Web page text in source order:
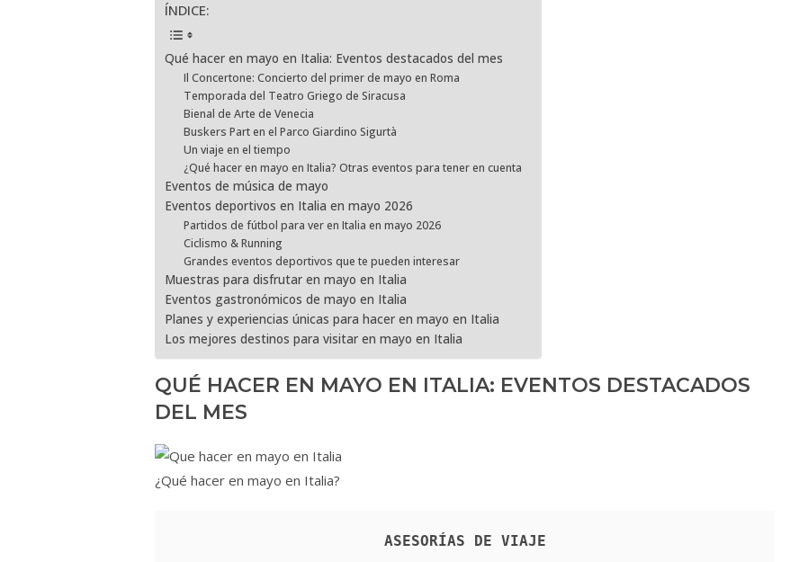
ÍNDICE:
Qué hacer en mayo en Italia: Eventos destacados del mes
Il Concertone: Concierto del primer de mayo en Roma
Temporada del Teatro Griego de Siracusa
Bienal de Arte de Venecia
Buskers Part en el Parco Giardino Sigurtà
Un viaje en el tiempo
¿Qué hacer en mayo en Italia? Otras eventos para tener en cuenta
Eventos de música de mayo
Eventos deportivos en Italia en mayo 2026
Partidos de fútbol para ver en Italia en mayo 2026
Ciclismo & Running
Grandes eventos deportivos que te pueden interesar
Muestras para disfrutar en mayo en Italia
Eventos gastronómicos de mayo en Italia
Planes y experiencias únicas para hacer en mayo en Italia
Los mejores destinos para visitar en mayo en Italia
QUÉ HACER EN MAYO EN ITALIA: EVENTOS DESTACADOS
DEL MES
¿Qué hacer en mayo en Italia?
ASESORÍAS DE VIAJE